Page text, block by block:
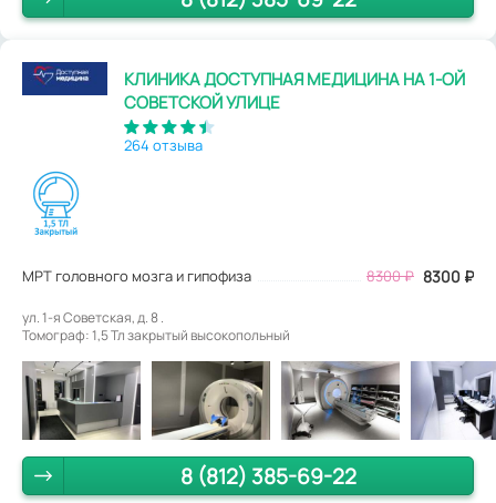
КЛИНИКА ДОСТУПНАЯ МЕДИЦИНА НА 1-ОЙ
СОВЕТСКОЙ УЛИЦЕ
264 отзыва
МРТ головного мозга и гипофиза 8300₽ 8300 ₽
ул. 1-я Советская, д. 8 .
Томограф: 1,5 Тл закрытый высокопольный
8 (812) 385-69-22